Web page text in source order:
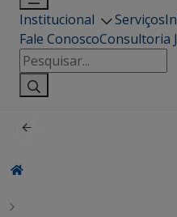
Institucional Serviços
Fale ConoscoConsultoria
Pesquisar
por: